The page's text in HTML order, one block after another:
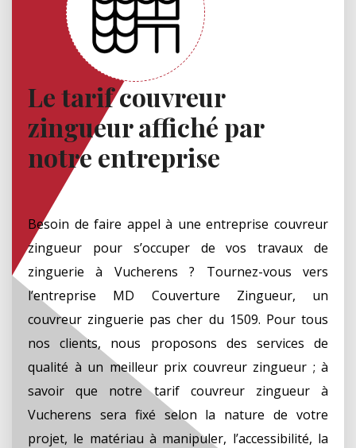
Le tarif couvreur
zingueur affiché par
notre entreprise
Besoin de faire appel à une entreprise couvreur
zingueur pour s’occuper de vos travaux de
zinguerie à Vucherens ? Tournez-vous vers
l’entreprise MD Couverture Zingueur, un
couvreur zinguerie pas cher du 1509. Pour tous
nos clients, nous proposons des services de
qualité à un meilleur prix couvreur zingueur ; à
savoir que notre tarif couvreur zingueur à
Vucherens sera fixé selon la nature de votre
projet, le matériau à manipuler, l’accessibilité, la